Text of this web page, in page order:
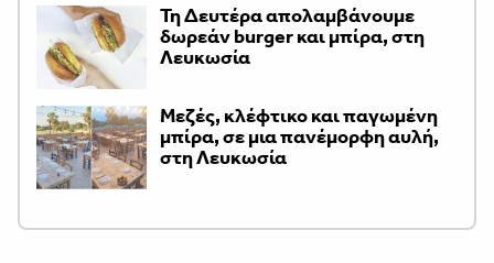
Τη Δευτέρα απολαμβάνουμε
δωρεάν burger και μπίρα, στη
Λευκωσία
Μεζές, κλέφτικο και παγωμένη
μπίρα, σε μια πανέμορφη αυλή,
στη Λευκωσία